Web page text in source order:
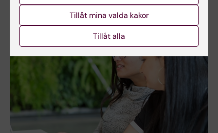
Tillåt mina valda kakor
Tillåt alla